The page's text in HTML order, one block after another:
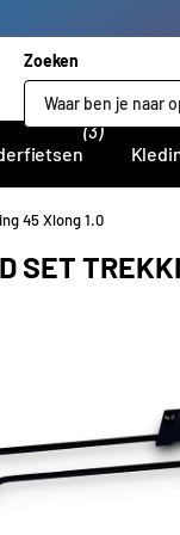
Zoeken
(3)
45 Xlong 1.0
SET